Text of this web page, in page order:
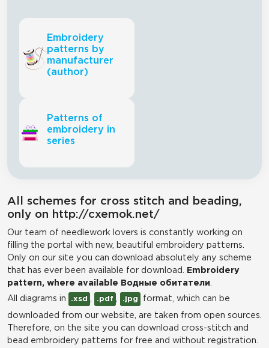
Embroidery
patterns by
manufacturer
(author)
Patterns of
embroidery in
series
All schemes for cross stitch and beading,
only on http://cxemok.net/
Our team of needlework lovers is constantly working on
filling the portal with new, beautiful embroidery patterns.
Only on our site you can download absolutely any scheme
that has ever been available for download.
Embroidery
pattern, where available Водные обитатели
All diagrams in
.xsd .pdf .jpg format, which can be
downloaded from our website, are taken from open sources.
Therefore, on the site you can download cross-stitch and
bead embroidery patterns for free and without registration.